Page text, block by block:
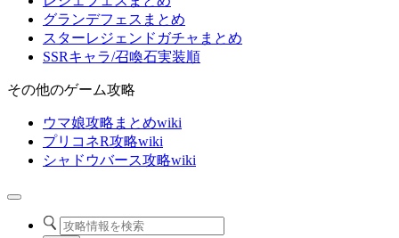
グランデフェスまとめ
スターレジェンドガチャまとめ
SSRキャラ/召喚石実装順
その他のゲーム攻略
ウマ娘攻略まとめwiki
プリコネR攻略wiki
シャドウバース攻略wiki